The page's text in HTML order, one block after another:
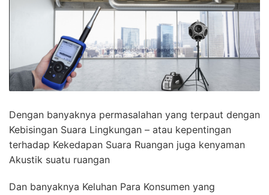
Dengan banyaknya permasalahan yang terpaut dengan
Kebisingan Suara Lingkungan – atau kepentingan
terhadap Kekedapan Suara Ruangan juga kenyaman
Akustik suatu ruangan
Dan banyaknya Keluhan Para Konsumen yang